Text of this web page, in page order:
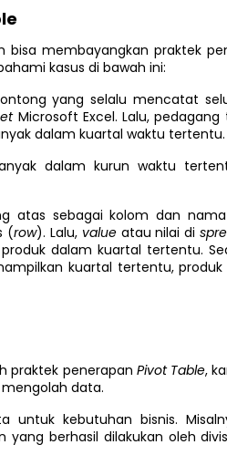
bisa membayangkan praktek
kasus di bawah ini:
yang selalu mencatat
Microsoft Excel. Lalu,
dalam kuartal waktu tertentu.
dalam kurun waktu
atas sebagai kolom dan
(row). Lalu, value atau nilai di
dalam kuartal tertentu.
kuartal tertentu,
praktek penerapan Pivot Table,
data.
untuk kebutuhan bisnis.
yang berhasil dilakukan oleh